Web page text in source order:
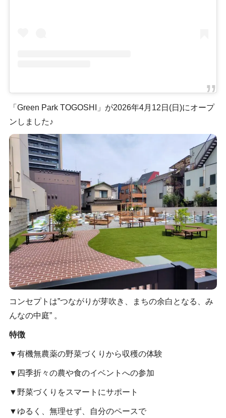
「Green Park TOGOSHI」が2026年4月12日(日)にオープ
ンしました♪
コンセプトは”つながりが芽吹き、まちの余白となる、み
んなの中庭” 。
特徴
▼有機無農薬の野菜づくりから収穫の体験
▼四季折々の農や食のイベントへの参加
▼野菜づくりをスマートにサポート
▼ゆるく、無理せず、自分のペースで